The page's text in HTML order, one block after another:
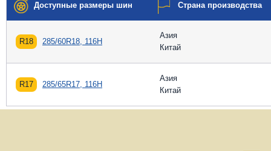
Доступные размеры шин Страна производства
R18 285/60R18, 116H
Азия
Китай
R17 285/65R17, 116H
Азия
Китай